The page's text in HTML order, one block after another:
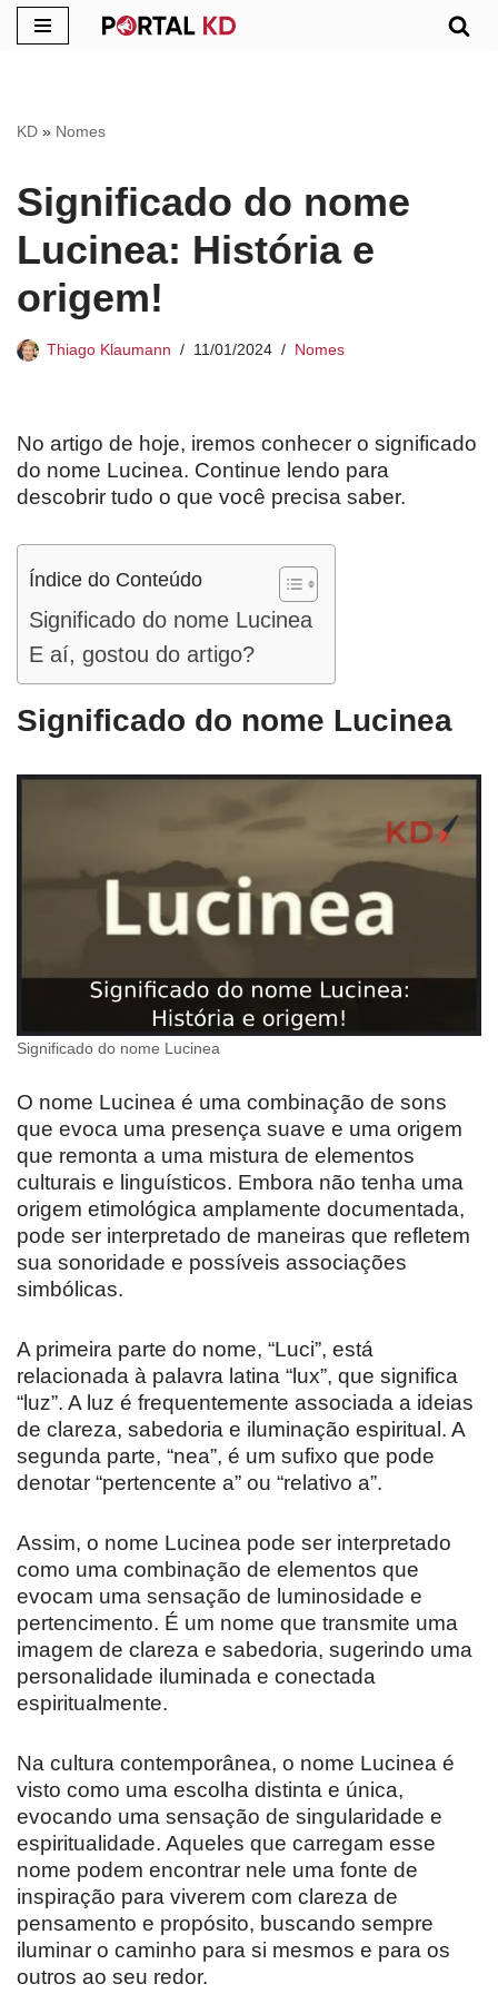
conteúdo
KD » Nomes
Significado do nome
Lucinea: História e
origem!
Thiago Klaumann 11/01/2024 Nomes
No artigo de hoje, iremos conhecer o significado
do nome Lucinea. Continue lendo para
descobrir tudo o que você precisa saber.
Índice do Conteúdo
Significado do nome Lucinea
E aí, gostou do artigo?
Significado do nome Lucinea
Significado do nome Lucinea
O nome Lucinea é uma combinação de sons
que evoca uma presença suave e uma origem
que remonta a uma mistura de elementos
culturais e linguísticos. Embora não tenha uma
origem etimológica amplamente documentada,
pode ser interpretado de maneiras que refletem
sua sonoridade e possíveis associações
simbólicas.
A primeira parte do nome, “Luci”, está
relacionada à palavra latina “lux”, que significa
“luz”. A luz é frequentemente associada a ideias
de clareza, sabedoria e iluminação espiritual. A
segunda parte, “nea”, é um sufixo que pode
denotar “pertencente a” ou “relativo a”.
Assim, o nome Lucinea pode ser interpretado
como uma combinação de elementos que
evocam uma sensação de luminosidade e
pertencimento. É um nome que transmite uma
imagem de clareza e sabedoria, sugerindo uma
personalidade iluminada e conectada
espiritualmente.
Na cultura contemporânea, o nome Lucinea é
visto como uma escolha distinta e única,
evocando uma sensação de singularidade e
espiritualidade. Aqueles que carregam esse
nome podem encontrar nele uma fonte de
inspiração para viverem com clareza de
pensamento e propósito, buscando sempre
iluminar o caminho para si mesmos e para os
outros ao seu redor.